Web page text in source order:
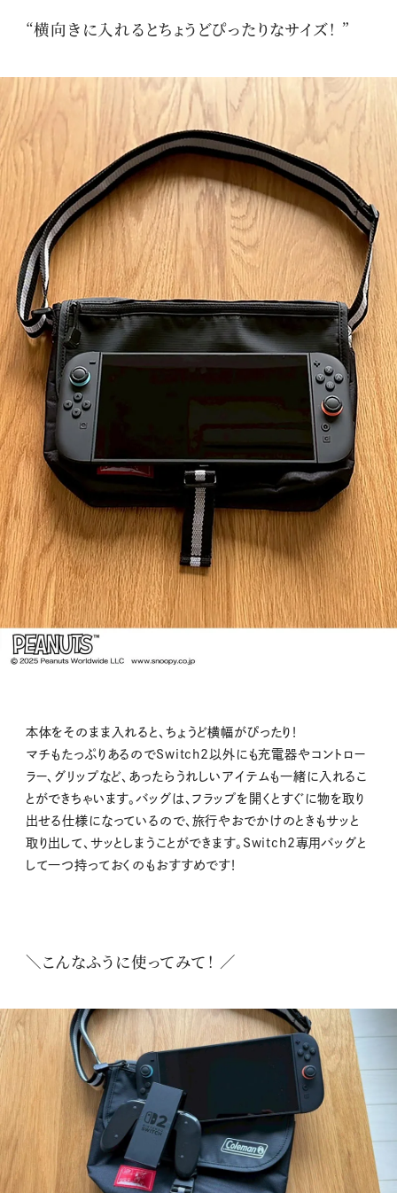
“横向きに入れるとちょうどぴったりなサイズ！ ”
本体をそのまま入れると、ちょうど横幅がぴったり！
マチもたっぷりあるのでSwitch2以外にも充電器やコントロー
ラー、グリップなど、あったらうれしいアイテムも一緒に入れるこ
とができちゃいます。バッグは、フラップを開くとすぐに物を取り
出せる仕様になっているので、旅行やおでかけのときもサッと
取り出して、サッとしまうことができます。Switch2専用バッグと
して一つ持っておくのもおすすめです！
＼こんなふうに使ってみて！ ／